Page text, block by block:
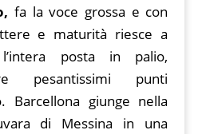
fa la voce grossa e con
e maturità riesce a
posta in palio,
pesantissimi punti
Barcellona giunge nella
di Messina in una